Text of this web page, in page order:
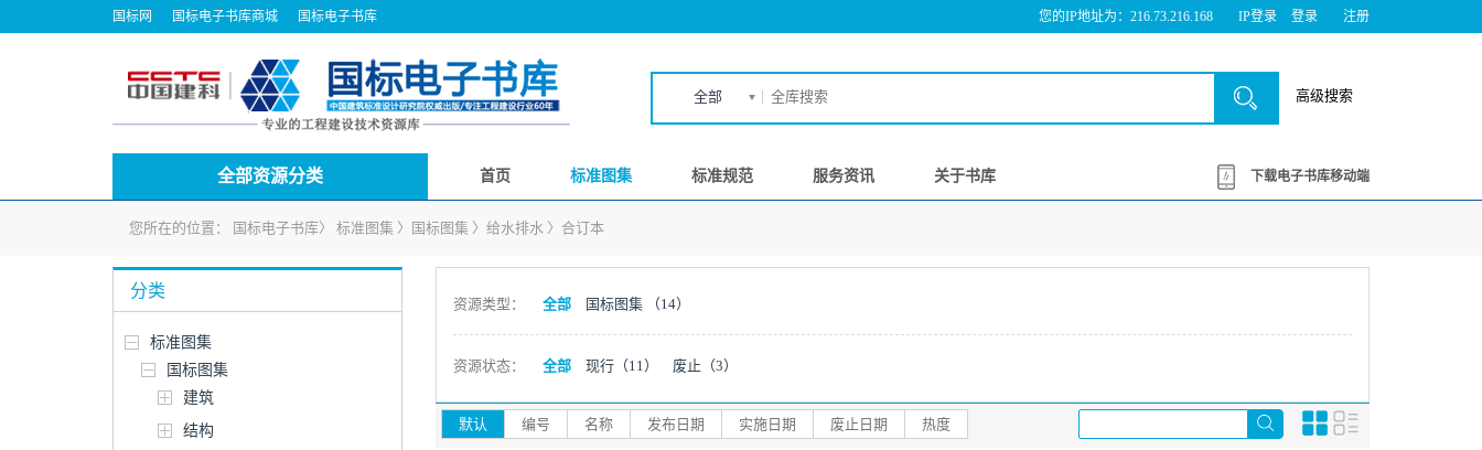
国标网 国标电子书库商城 国标电子书库 您的IP地址为：216.73.216.168 IP登录 登录 注册
全部 高级搜索
全部资源分类 首页 标准图集 标准规范 服务资讯 关于书库 下载电子书库移动端
您所在的位置： 国标电子书库〉 标准图集 〉 国标图集 〉 给水排水 〉 合订本
分类
标准图集
国标图集
建筑
结构
资源类型： 全部 国标图集 （14）
资源状态： 全部 现行 （11） 废止 （3）
默认 编号 名称 发布日期 实施日期 废止日期 热度